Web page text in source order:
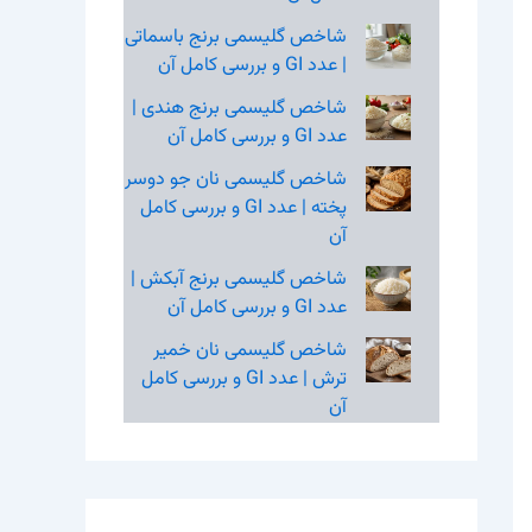
شاخص گلیسمی برنج باسماتی
| عدد GI و بررسی کامل آن
شاخص گلیسمی برنج هندی |
عدد GI و بررسی کامل آن
شاخص گلیسمی نان جو دوسر
پخته | عدد GI و بررسی کامل
آن
شاخص گلیسمی برنج آبکش |
عدد GI و بررسی کامل آن
شاخص گلیسمی نان خمیر
ترش | عدد GI و بررسی کامل
آن